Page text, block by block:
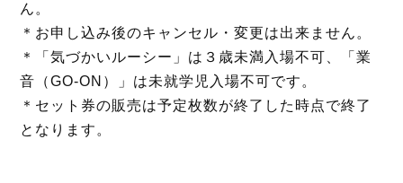
ん。
＊お申し込み後のキャンセル・変更は出来ません。
＊「気づかいルーシー」は３歳未満入場不可、「業
音（GO-ON）」は未就学児入場不可です。
＊セット券の販売は予定枚数が終了した時点で終了
となります。